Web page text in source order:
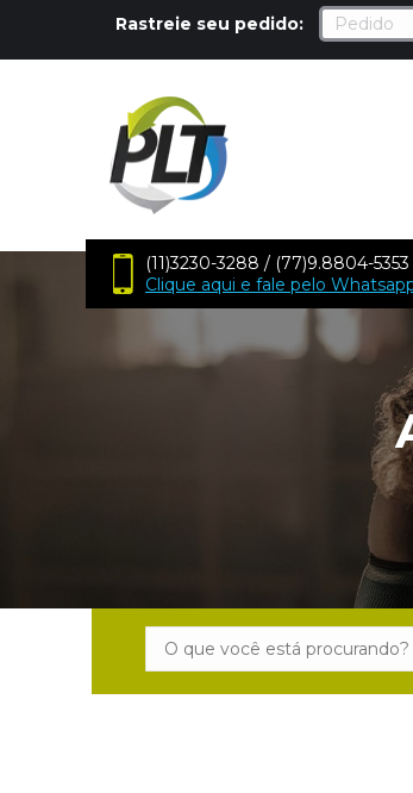
Rastreie seu pedido:
(11)3230-3288 / (77)9.8804-5353
Clique aqui e fale pelo
Search: